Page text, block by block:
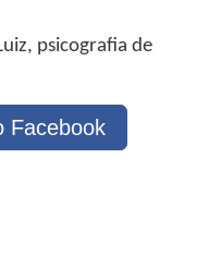
psicografia de
Facebook